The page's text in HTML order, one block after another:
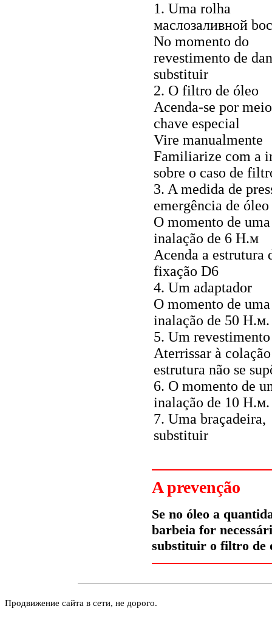
1. Uma rolha
маслозаливной
No momento do
revestimento de
substituir
2. O filtro de óleo
Acenda-se por
chave especial
Vire manualmente
Familiarize com a
sobre o caso de
3. A medida de
emergência de óleo
O momento de uma
inalação de 6 Н.м
Acenda a estrutura
fixação D6
4. Um adaptador
O momento de uma
inalação de 50 Н.м.
5. Um revestimento
Aterrissar à
estrutura não se
6. O momento de
inalação de 10 Н.м.
7. Uma braçadeira,
substituir
A prevenção
Se no óleo a
barbeia for
substituir o filtro de
Продвижение сайта в сети, не дорого.